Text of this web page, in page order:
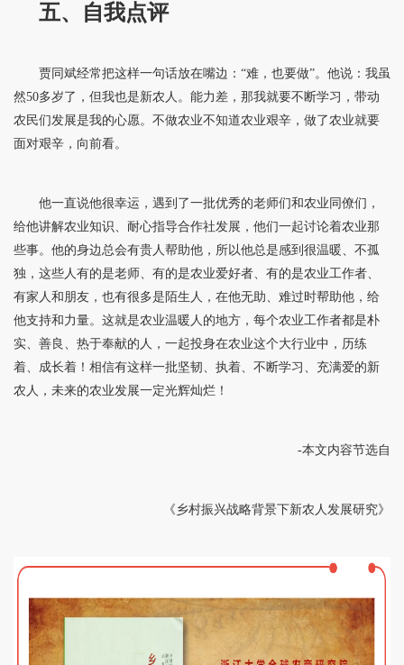
五、自我点评
贾同斌经常把这样一句话放在嘴边：“难，也要做”。他说：我虽
然50多岁了，但我也是新农人。能力差，那我就要不断学习，带动
农民们发展是我的心愿。不做农业不知道农业艰辛，做了农业就要
面对艰辛，向前看。
他一直说他很幸运，遇到了一批优秀的老师们和农业同僚们，
给他讲解农业知识、耐心指导合作社发展，他们一起讨论着农业那
些事。他的身边总会有贵人帮助他，所以他总是感到很温暖、不孤
独，这些人有的是老师、有的是农业爱好者、有的是农业工作者、
有家人和朋友，也有很多是陌生人，在他无助、难过时帮助他，给
他支持和力量。这就是农业温暖人的地方，每个农业工作者都是朴
实、善良、热于奉献的人，一起投身在农业这个大行业中，历练
着、成长着！相信有这样一批坚韧、执着、不断学习、充满爱的新
农人，未来的农业发展一定光辉灿烂！
-本文内容节选自
《乡村振兴战略背景下新农人发展研究》